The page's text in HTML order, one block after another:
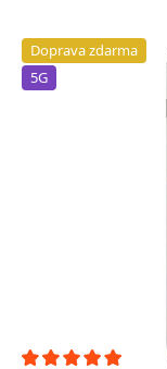
Doprava zdarma
5G